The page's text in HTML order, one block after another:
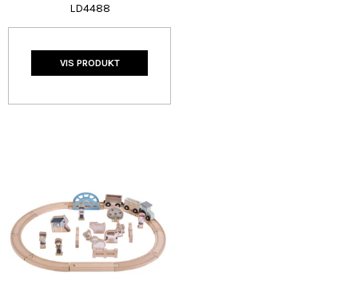
LD4488
VIS PRODUKT